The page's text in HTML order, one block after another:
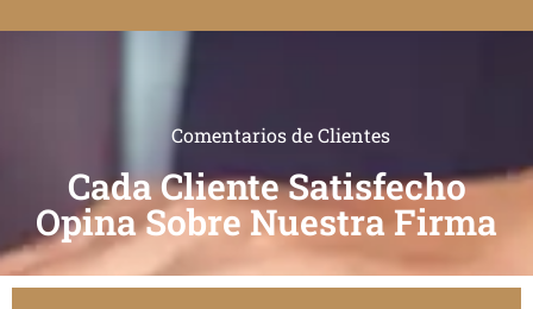
Comentarios de Clientes
Cada Cliente Satisfecho
Opina Sobre Nuestra Firma